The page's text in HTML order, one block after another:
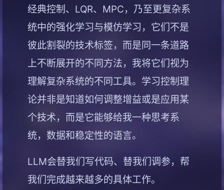
经典控制、LQR、MPC，乃至更复杂系
统中的强化学习与模仿学习，它们不是
彼此割裂的技术标签，而是同一条道路
上不断展开的不同方法，我将它们视为
理解复杂系统的不同工具。学习控制理
论并非是知道如何调整增益或是应用某
个技术，而是它能够给我一种思考系
统，数据和稳定性的语言。
LLM会替我们写代码、替我们调参，帮
我们完成越来越多的具体工作。